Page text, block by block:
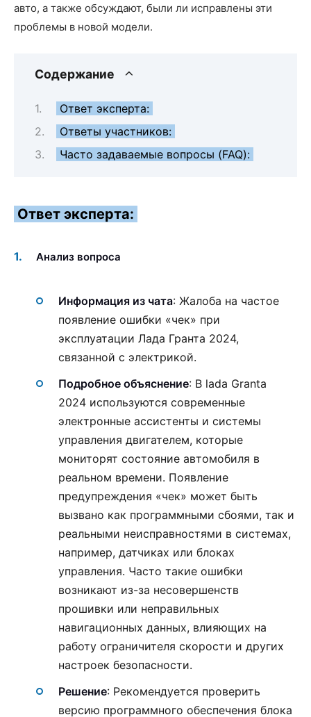
авто, а также обсуждают, были ли исправлены эти
проблемы в новой модели.
Содержание
Ответ эксперта:
Ответы участников:
Часто задаваемые вопросы (FAQ):
Ответ эксперта:
Анализ вопроса
Информация из чата: Жалоба на частое
появление ошибки «чек» при
эксплуатации Лада Гранта 2024,
связанной с электрикой.
Подробное объяснение: В lada Granta
2024 используются современные
электронные ассистенты и системы
управления двигателем, которые
мониторят состояние автомобиля в
реальном времени. Появление
предупреждения «чек» может быть
вызвано как программными сбоями, так и
реальными неисправностями в системах,
например, датчиках или блоках
управления. Часто такие ошибки
возникают из-за несовершенств
прошивки или неправильных
навигационных данных, влияющих на
работу ограничителя скорости и других
настроек безопасности.
Решение: Рекомендуется проверить
версию программного обеспечения блока